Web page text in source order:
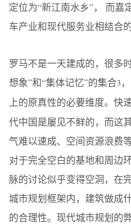
定位为“新江南水乡”， 而嘉
车产业和现代服务业相结合
罗马不是一天建成的，很多
想象”和“集体记忆”的集合3
上的原真性的必要维度。快
代中国是屡见不鲜的，而这
气难以速成、空间资源浪费
对于完全空白的基地和周边
脉的讨论似乎变得空洞，在
城市规划框架内，建筑做成
的合理性。现代城市规划的